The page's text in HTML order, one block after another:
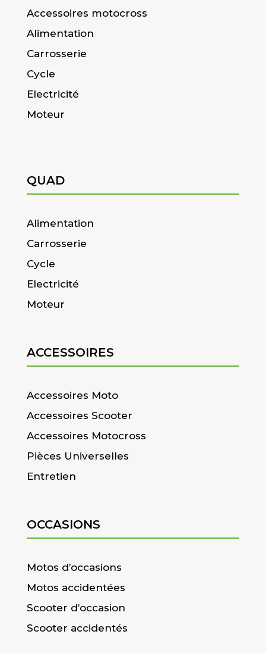
Accessoires motocross
Alimentation
Carrosserie
Cycle
Electricité
Moteur
QUAD
Alimentation
Carrosserie
Cycle
Electricité
Moteur
ACCESSOIRES
Accessoires Moto
Accessoires Scooter
Accessoires Motocross
Pièces Universelles
Entretien
OCCASIONS
Motos d’occasions
Motos accidentées
Scooter d’occasion
Scooter accidentés